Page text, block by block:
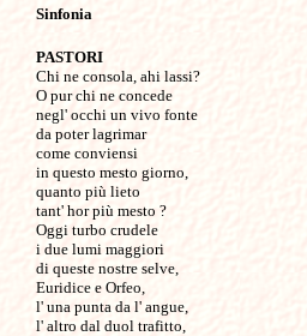
Sinfonia
PASTORI
Chi ne consola, ahi lassi?
O pur chi ne concede
negl' occhi un vivo fonte
da poter lagrimar
come conviensi
in questo mesto giorno,
quanto più lieto
tant' hor più mesto ?
Oggi turbo crudele
i due lumi maggiori
di queste nostre selve,
Euridice e Orfeo,
l' una punta da l' angue,
l' altro dal duol trafitto,